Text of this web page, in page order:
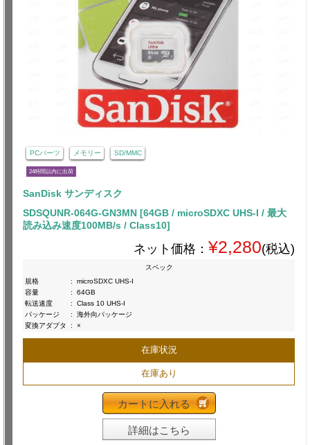
PCパーツ メモリー SD/MMC
24時間以内に出荷
SanDisk サンディスク
SDSQUNR-064G-GN3MN [64GB / microSDXC UHS-I / 最大
読み込み速度100MB/s / Class10]
ネット価格： ¥2,280(税込)
スペック
規格
:
microSDXC UHS-I
容量
:
64GB
転送速度
:
Class 10 UHS-I
パッケージ
:
海外向パッケージ
変換アダプタ
: ×
在庫状況
在庫あり
カートに入れる
詳細はこちら